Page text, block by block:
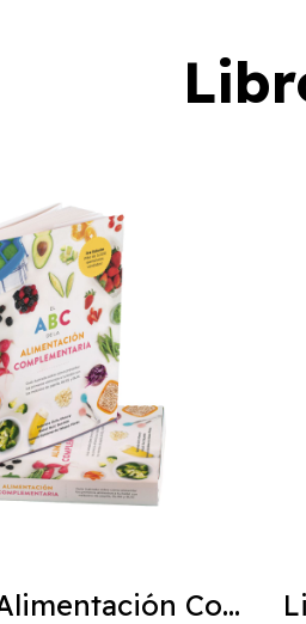
ABC de la Alimentación Complementaria 4ta edición